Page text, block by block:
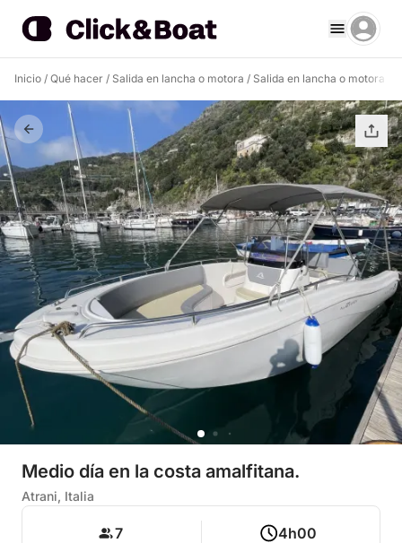
Inicio / Qué hacer / Salida en lancha o motora / Salida en lancha o motora
Medio día en la costa amalfitana.
Atrani, Italia
7 4h00